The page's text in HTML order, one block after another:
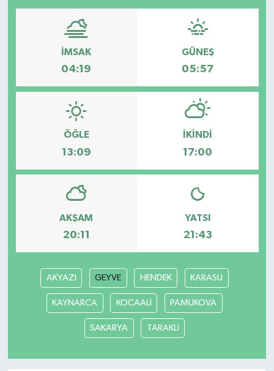
İMSAK
04:19
GÜNEŞ
05:57
ÖĞLE
13:09
İKINDI
17:00
AKŞAM
20:11
YATSI
21:43
AKYAZI GEYVE HENDEK KARASU
KAYNARCA KOCAALİ PAMUKOVA
SAKARYA TARAKLI